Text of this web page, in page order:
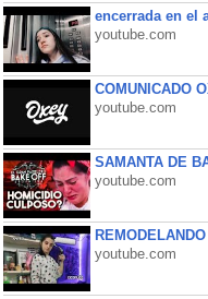
encerrada en el
youtube.com
COMUNICADO
youtube.com
SAMANTA DE
youtube.com
youtube.com